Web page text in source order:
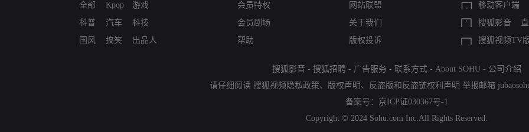
全部
科普
国风
Kpop
汽车
搞笑
游戏
科技
出品人
会员特权
会员剧场
帮助
网站联盟
关于我们
版权投诉
移动客户端
搜狐影音
搜狐视频TV
搜狐影音 - 搜狐招聘 - 广告服务 - 联系方式 - About SOHU - 公司介绍
请仔细阅读 搜狐视频隐私政策、 版权声明 、 反盗版和反盗链权利声明 举报邮箱
备案号： 京ICP证030367号-1
Copyright © 2024 Sohu.com Inc.All Rights Reserved.